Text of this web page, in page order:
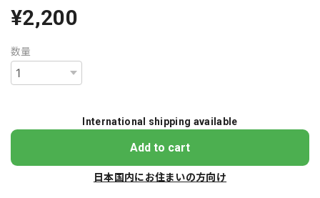
¥2,200
数量
International shipping available
Add to cart
日本国内にお住まいの方向け